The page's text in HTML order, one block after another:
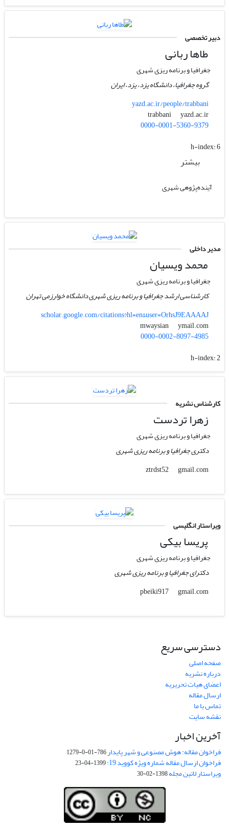
دبیر تخصصی
طاها ربانی
جغرافیا و برنامه ریزی شهری
گروه جغرافیا، دانشگاه یزد، یزد، ایران
yazd.ac.ir/people/trabbani
trabbani
yazd.ac.ir
0000-0001-5360-9379
h-index:6
بیشتر
آینده‌پژوهی شهری
مدیر داخلی
محمد ویسیان
جغرافیا و برنامه ریزی شهری
کارشناسی ارشد جغرافیا و برنامه ریزی شهری دانشگاه خوارزمی تهران
scholar.google.com/citations?hl=en&user=OrhsJ9EAAAAJ
mwaysian
ymail.com
0000-0002-8097-4985
h-index:2
کارشناس نشریه
زهرا تردست
جغرافیا و برنامه ریزی شهری
دکتری جغرافیا و برنامه ریزی شهری
ztrdst52
gmail.com
ویراستار انگلیسی
پریسا بیکی
جغرافیا و برنامه ریزی شهری
دکترای جغرافیا و برنامه ریزی شهری
pbeiki917
gmail.com
دسترسی سریع
صفحه اصلی
درباره نشریه
اعضای هیات تحریریه
ارسال مقاله
تماس با ما
نقشه سایت
آخرین اخبار
فراخوان مقاله: هوش مصنوعی و شهر پایدار786-01-0-1279
فراخوان ارسال مقاله شماره ویژه کووید 19: 1399-04-23
ویراستار لاتین مجله1398-02-30